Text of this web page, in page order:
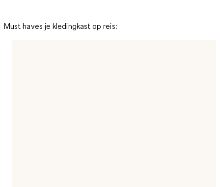
Must haves je kledingkast op reis: